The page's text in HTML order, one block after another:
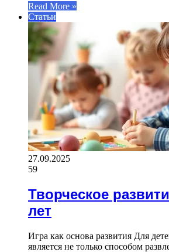
Read More »
Статьи
27.09.2025
59
Творческое
лет
Игра как основа развития Для
является не только способом